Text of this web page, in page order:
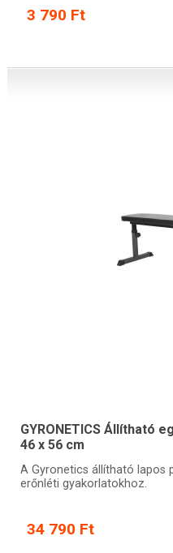
3 790 Ft
GYRONETICS Állítható
46 x 56 cm
A Gyronetics állítható lapos
erőnléti gyakorlatokhoz.
34 790 Ft